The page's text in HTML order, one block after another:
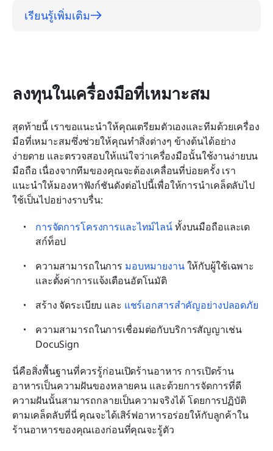
เรียนรู้เพิ่มเติม
ลงทุนในเครื่องมือที่เหมาะสม
สุดท้ายนี้ เราขอแนะนำให้คุณเตรียมตัวเองและทีมด้วยเครื่อง
มือที่เหมาะสมซึ่งช่วยให้คุณทำสิ่งต่างๆ ข้างต้นได้อย่าง
ง่ายดาย และตรวจสอบให้แน่ใจว่าเครื่องมือนั้นใช้งานง่ายบน
มือถือ เนื่องจากทีมของคุณจะต้องเคลื่อนที่บ่อยครั้ง เรา
แนะนำให้มองหาฟังก์ชันดังต่อไปนี้เพื่อให้การนำเคล็ดลับไป
ใช้เป็นไปอย่างราบรื่น:
การจัดการโครงการและไทม์ไลน์ ทั้งบนมือถือและเด
สก์ท็อป
ความสามารถในการ มอบหมายงานให้กับผู้ใช้เฉพาะ
และตั้งค่าการแจ้งเตือนอัตโนมัติ
สร้าง จัดระเบียบ และ แชร์เอกสารสำคัญอย่างปลอดภัย
ความสามารถในการเชื่อมต่อกับบริการสัญญาเช่น
DocuSign
นี่คือสิ่งพื้นฐานที่ควรรู้ก่อนเปิดร้านอาหาร การเปิดร้าน
อาหารเป็นความฝันของหลายคน และด้วยการจัดการที่ดี
ความฝันนั้นสามารถกลายเป็นความจริงได้ โดยการปฏิบัติ
ตามเคล็ดลับที่นี่ คุณจะได้เสิร์ฟอาหารอร่อยให้กับลูกค้าใน
ร้านอาหารของคุณเองก่อนที่คุณจะรู้ตัว